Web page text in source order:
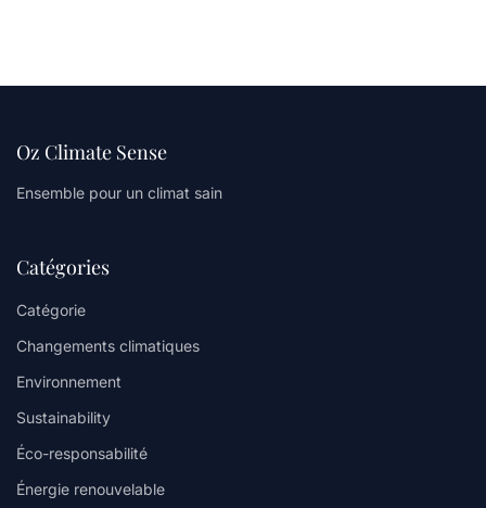
Oz Climate Sense
Ensemble pour un climat sain
Catégories
Catégorie
Changements climatiques
Environnement
Sustainability
Éco-responsabilité
Énergie renouvelable